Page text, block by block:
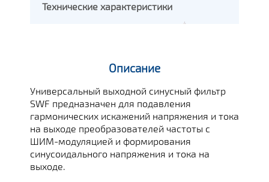
Технические характеристики
Описание
Универсальный выходной синусный фильтр
SWF предназначен для подавления
гармонических искажений напряжения и тока
на выходе преобразователей частоты с
ШИМ-модуляцией и формирования
синусоидального напряжения и тока на
выходе.